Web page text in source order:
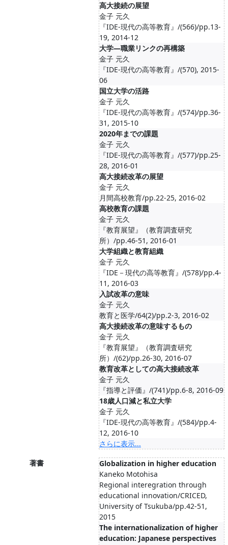
高大接続の展望
金子 元久
『IDE-現代の高等教育』/(566)/pp.13-
19, 2014-12
大学―職業リンクの再構築
金子 元久
『IDE-現代の高等教育』/(570), 2015-
06
国立大学の活路
金子 元久
『IDE-現代の高等教育』/(574)/pp.36-
31, 2015-10
2020年までの課題
金子 元久
『IDE-現代の高等教育』/(577)/pp.25-
28, 2016-01
高大接続改革の展望
金子 元久
月間高校教育/pp.22-25, 2016-02
高校教育の課題
金子 元久
『教育展望』（教育調査研究
所）/pp.46-51, 2016-01
大学組織と教育組織
金子 元久
『IDE－現代の高等教育』/(578)/pp.4-
11, 2016-03
入試改革の意味
金子 元久
教育と医学/64(2)/pp.2-3, 2016-02
高大接続改革の意味するもの
金子 元久
『教育展望』（教育調査研究
所）/(62)/pp.26-30, 2016-07
教育改革としての高大接続改革
金子 元久
『指導と評価』/(741)/pp.6-8, 2016-09
18歳人口減と私立大学
金子 元久
『IDE-現代の高等教育』/(584)/pp.4-
12, 2016-10
さらに表示...
著書
Globalization in higher education
Kaneko Motohisa
Regional interegration through
educational innovation/CRICED,
University of Tsukuba/pp.42-51,
2015
The internationalization of higher
education: Japanese perspectives